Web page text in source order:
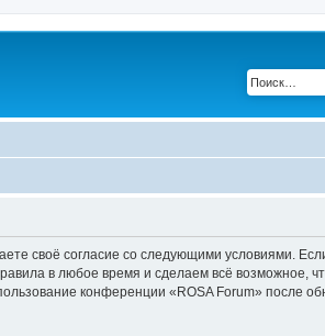
своё согласие со следующими условиями.
в любое время и сделаем всё возможное,
конференции «ROSA Forum» после